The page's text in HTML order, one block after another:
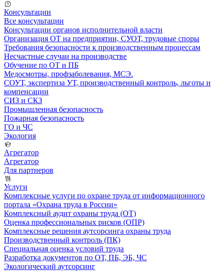
Консультации
Все консультации
Консультации органов исполнительной власти
Организация ОТ на предприятии, СУОТ, трудовые споры
Требования безопасности к производственным процессам
Несчастные случаи на производстве
Обучение по ОТ и ПБ
Медосмотры, профзаболевания, МСЭ.
СОУТ, экспертиза УТ, производственный контроль, льготы и
компенсации
СИЗ и СКЗ
Промышленная безопасность
Пожарная безопасность
ГО и ЧС
Экология
Агрегатор
Агрегатор
Для партнеров
Услуги
Комплексные услуги по охране труда от информационного
портала «Охрана труда в России»
Комплексный аудит охраны труда (ОТ)
Оценка профессиональных рисков (ОПР)
Комплексные решения аутсорсинга охраны труда
Производственный контроль (ПК)
Специальная оценка условий труда
Разработка документов по ОТ, ПБ, ЭБ, ЧС
Экологический аутсорсинг